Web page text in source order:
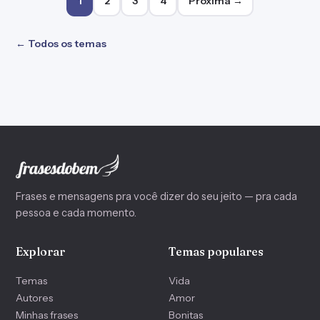
← Todos os temas
Frases e mensagens pra você dizer do seu jeito — pra cada
pessoa e cada momento.
Explorar
Temas
Autores
Minhas frases
Temas populares
Vida
Amor
Bonitas